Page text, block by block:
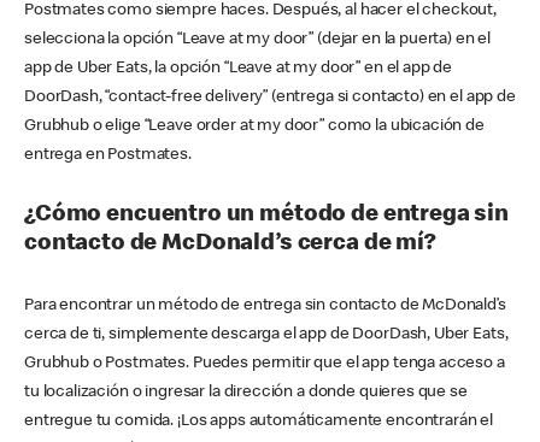
Postmates como siempre haces. Después, al hacer el checkout,
selecciona la opción “Leave at my door” (dejar en la puerta) en el
app de Uber Eats, la opción “Leave at my door” en el app de
DoorDash, “contact-free delivery” (entrega si contacto) en el app de
Grubhub o elige “Leave order at my door” como la ubicación de
entrega en Postmates.
¿Cómo encuentro un método de entrega sin
contacto de McDonald’s cerca de mí?
Para encontrar un método de entrega sin contacto de McDonald’s
cerca de ti, simplemente descarga el app de DoorDash, Uber Eats,
Grubhub o Postmates. Puedes permitir que el app tenga acceso a
tu localización o ingresar la dirección a donde quieres que se
entregue tu comida. ¡Los apps automáticamente encontrarán el